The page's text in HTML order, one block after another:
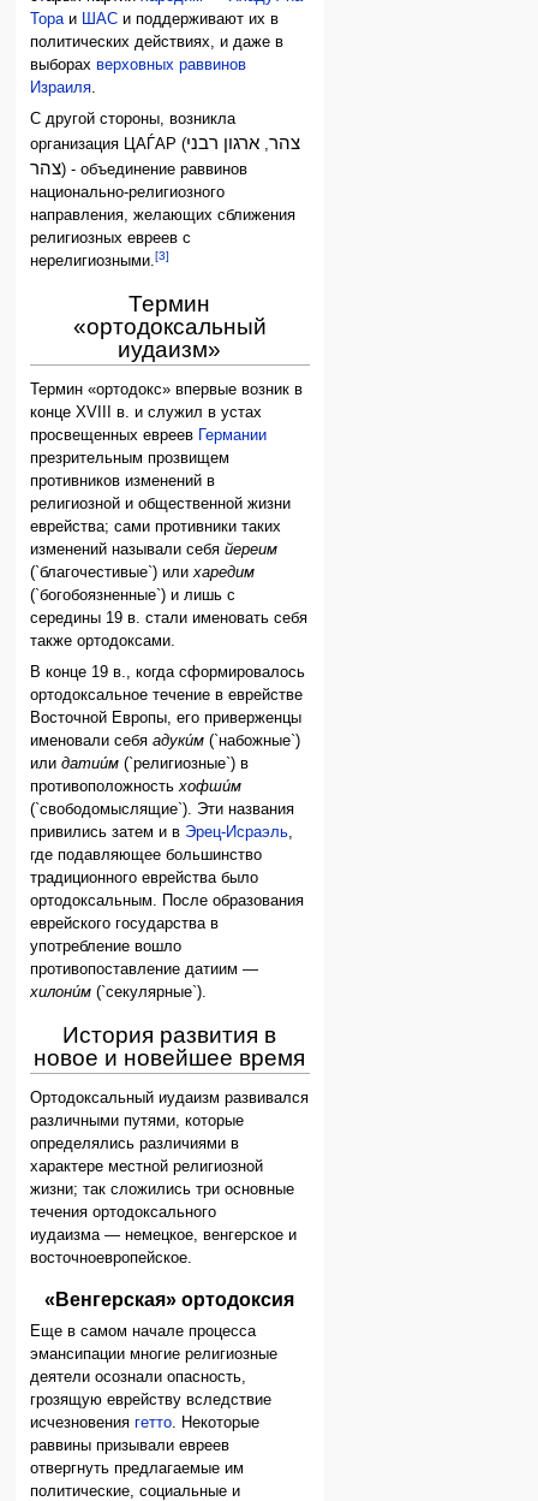
Тораи ШАС и поддерживают их в
политических действиях, и даже в
выборахверховных раввинов
Израиля.
С другой стороны, возникла
организация ЦАЃАР (
צהר, ארגון רבני
צהר) - объединение раввинов
национально-религиозного
направления, желающих сближения
религиозных евреев с
нерелигиозными.[3]
Термин
«ортодоксальный
иудаизм»
Термин «ортодокс» впервые возник в
конце XVIII в. и служил в устах
просвещенных евреев
Германии
презрительным прозвищем
противников изменений в
религиозной и общественной жизни
еврейства; сами противники таких
изменений называли себяйереим
(`благочестивые`) илихаредим
(`богобоязненные`) и лишь с
середины 19 в. стали именовать себя
также ортодоксами.
В конце 19 в., когда сформировалось
ортодоксальное течение в еврействе
Восточной Европы, его приверженцы
именовали себяадуки́м (`набожные`)
илидатии́м (`религиозные`) в
противоположностьхофши́м
(`свободомыслящие`). Эти названия
привились затем и в Эрец-Исраэль
где подавляющее большинство
традиционного еврейства было
ортодоксальным. После образования
еврейского государства в
употребление вошло
противопоставление датиим —
хилони́м (`секулярные`).
История развития в
новое и новейшее время
Ортодоксальный иудаизм развивался
различными путями, которые
определялись различиями в
характере местной религиозной
жизни; так сложились три основные
течения ортодоксального
иудаизма — немецкое, венгерское и
восточноевропейское.
«Венгерская» ортодоксия
Еще в самом начале процесса
эмансипации многие религиозные
деятели осознали опасность,
грозящую еврейству вследствие
исчезновениягетто . Некоторые
раввины призывали евреев
отвергнуть предлагаемые им
политические, социальные и